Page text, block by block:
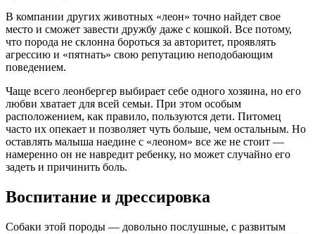
В компании других животных «леон» точно найдет свое
место и сможет завести дружбу даже с кошкой. Все потому,
что порода не склонна бороться за авторитет, проявлять
агрессию и «пятнать» свою репутацию неподобающим
поведением.
Чаще всего леонбергер выбирает себе одного хозяина, но его
любви хватает для всей семьи. При этом особым
расположением, как правило, пользуются дети. Питомец
часто их опекает и позволяет чуть больше, чем остальным. Но
оставлять малыша наедине с «леоном» все же не стоит —
намеренно он не навредит ребенку, но может случайно его
задеть и причинить боль.
Воспитание и дрессировка
Собаки этой породы — довольно послушные, с развитым